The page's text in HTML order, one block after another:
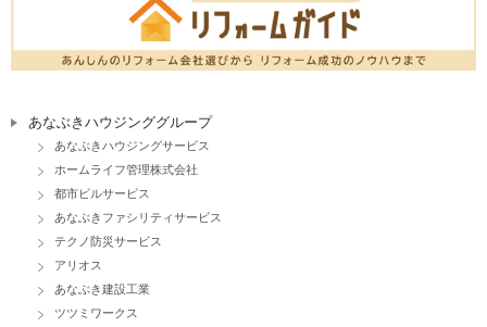
あなぶきハウジンググループ
あなぶきハウジングサービス
ホームライフ管理株式会社
都市ビルサービス
あなぶきファシリティサービス
テクノ防災サービス
アリオス
あなぶき建設工業
ツツミワークス